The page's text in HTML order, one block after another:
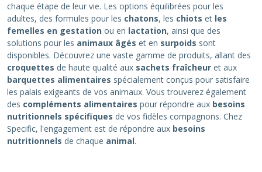
chaque étape de leur vie. Les options équilibrées pour les
adultes, des formules pour les chatons, les chiots et les
femelles en gestation ou en lactation, ainsi que des
solutions pour les animaux âgés et en surpoids sont
disponibles. Découvrez une vaste gamme de produits, allant des
croquettes de haute qualité aux sachets fraîcheur et aux
barquettes alimentaires spécialement conçus pour satisfaire
les palais exigeants de vos animaux. Vous trouverez également
des compléments alimentaires pour répondre aux besoins
nutritionnels spécifiques de vos fidèles compagnons. Chez
Specific, l'engagement est de répondre aux besoins
nutritionnels de chaque animal.